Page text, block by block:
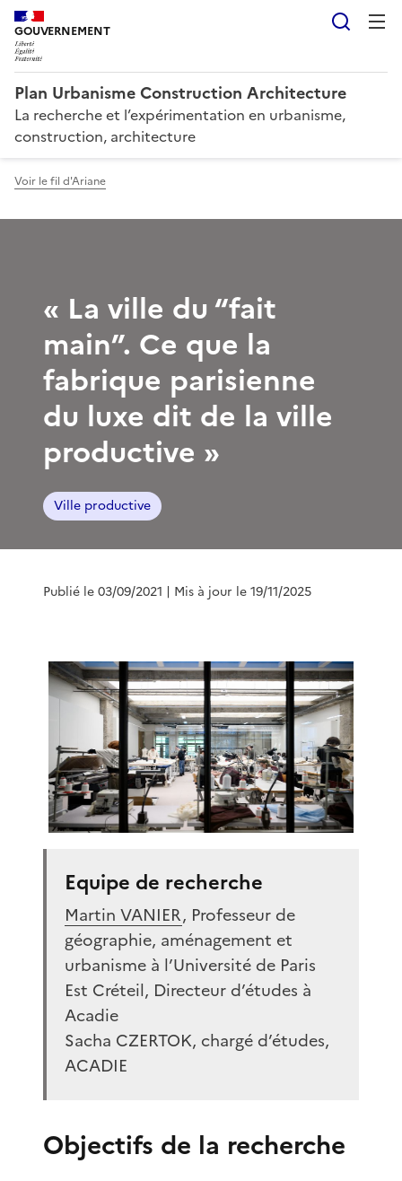
GOUVERNEMENT
Plan Urbanisme Construction Architecture
La recherche et l’expérimentation en urbanisme,
construction, architecture
Voir le fil d'Ariane
« La ville du “fait
main”. Ce que la
fabrique parisienne
du luxe dit de la ville
productive »
Ville productive
Publié le 03/09/2021 | Mis à jour le 19/11/2025
Equipe de recherche
Martin VANIER, Professeur de
géographie, aménagement et
urbanisme à l’Université de Paris
Est Créteil, Directeur d’études à
Acadie
Sacha CZERTOK, chargé d’études,
ACADIE
Objectifs de la recherche